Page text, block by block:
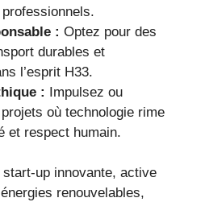
: Optez pour des
durables et
l’esprit H33.
: Impulsez ou
où technologie rime
et respect humain.
start-up innovante, active
renouvelables,